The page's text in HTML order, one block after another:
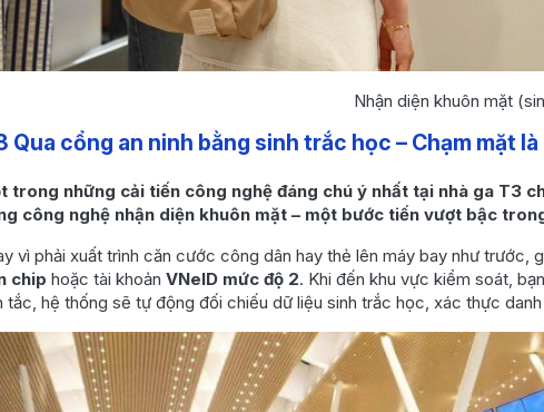
Nhận diện khuôn mặt
Qua cổng an ninh bằng sinh trắc học – Chạm mặt là
trong những cải tiến công nghệ đáng chú ý nhất tại nhà ga T3
công nghệ nhận diện khuôn mặt – một bước tiến vượt bậc
vì phải xuất trình căn cước công dân hay thẻ lên máy bay như trước,
chip hoặc tài khoản VNeID mức độ 2. Khi đến khu vực kiểm soát,
tắc, hệ thống sẽ tự động đối chiếu dữ liệu sinh trắc học, xác thực